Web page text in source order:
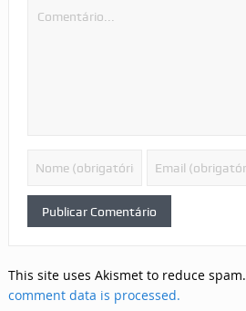
This site uses Akismet to reduce spam.
comment data is processed.